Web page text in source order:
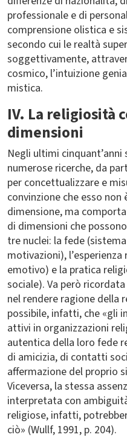
professionale e di
comprensione olistica e
secondo cui le realtà
soggettivamente,
cosmico, l’intuizione
mistica.
IV. La religiosità
dimensioni
Negli ultimi
numerose ricerche, da
per concettualizzare e
convinzione che esso non
dimensione, ma
di dimensioni che
tre nuclei: la fede
motivazioni),
emotivo) e la pratica
sociale). Va però
nel rendere ragione della
possibile, infatti, che «gli
attivi in organizzazioni
autentica della loro fede
di amicizia, di contatti
affermazione del proprio
Viceversa, la stessa
interpretata con
religiose, infatti,
ciò» (Wullf, 1991, p. 204).